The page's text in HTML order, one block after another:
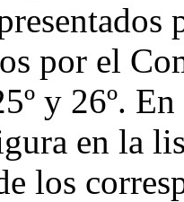
por el
y 26º.
en la
los